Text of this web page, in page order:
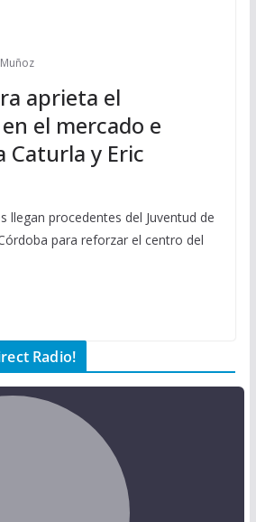
aprieta el
el mercado e
Caturla y Eric
llegan procedentes del Juventud de
para reforzar el centro del
Radio!